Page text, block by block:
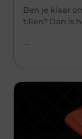
Ben je klaar
tillen? Dan is